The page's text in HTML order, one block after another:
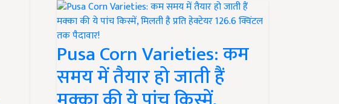
Pusa Corn Varieties: कम
समय में तैयार हो जाती हैं